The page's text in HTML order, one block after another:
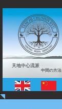
天地中心流派
中間の方法